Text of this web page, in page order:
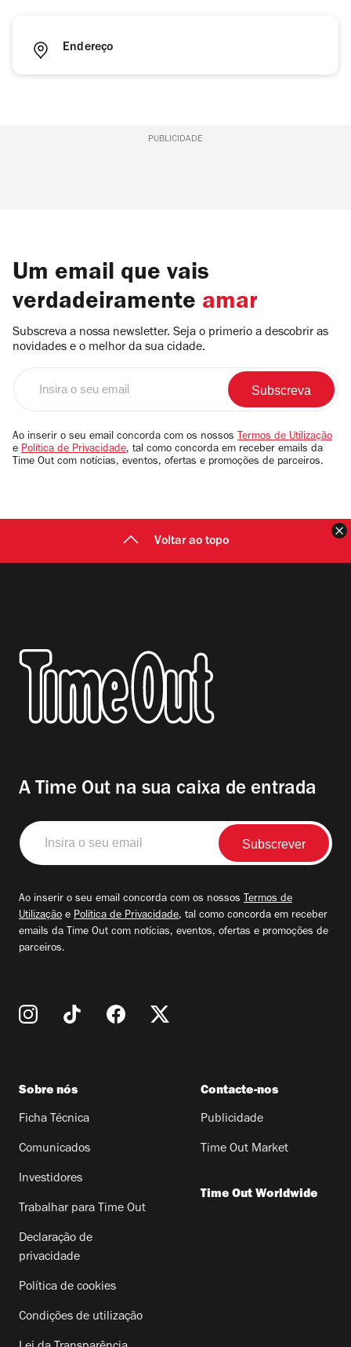
Endereço
PUBLICIDADE
Um email que vais
verdadeiramente amar
Subscreva a nossa newsletter. Seja o primerio a descobrir as
novidades e o melhor da sua cidade.
email
Ao inserir o seu email concorda com os nossos Termos de Utilização
e Política de Privacidade, tal como concorda em receber emails da
Time Out com notícias, eventos, ofertas e promoções de parceiros.
Voltar ao topo
A Time Out na sua caixa de entrada
Insira
o
seu
Ao inserir o seu email concorda com os nossos Termos de
Utilização e Política de Privacidade, tal como concorda em receber
emails da Time Out com notícias, eventos, ofertas e promoções de
parceiros.
Sobre nós
Ficha Técnica
Comunicados
Investidores
Trabalhar para Time Out
Declaração de
privacidade
Política de cookies
Condições de utilização
Contacte-nos
Publicidade
Time Out Market
Time Out Worldwide